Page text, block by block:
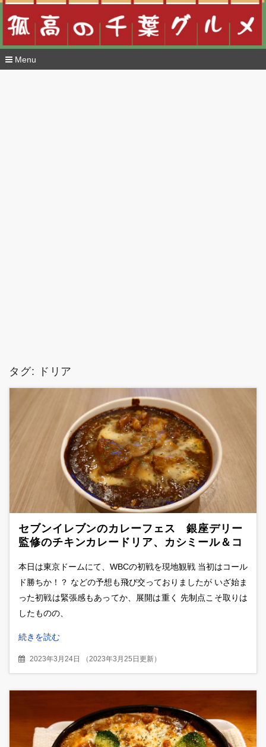
Menu
タグ: ドリア
セブンイレブンのカレーフェス 銀座デリー
監修のチキンカレードリア、カシミール＆コ
本日は東京ドームにて、WBCの初戦を現地観戦 当初はコール
ド勝ちか！？ などの予想も飛び交っておりましたが いざ始ま
った初戦は緊張感もあってか、展開は重く 先制点こそ取りは
したものの、
続きを読む
2023年3月24日 （2023年3月25日更新）